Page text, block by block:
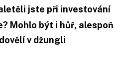
jste při investování
Mohlo být i hůř, alespoň
v džungli